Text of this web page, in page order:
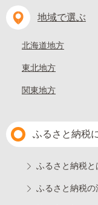
地域で選ぶ
北海道地方
東北地方
関東地方
ふるさと納税
ふるさと納税と
ふるさと納税の